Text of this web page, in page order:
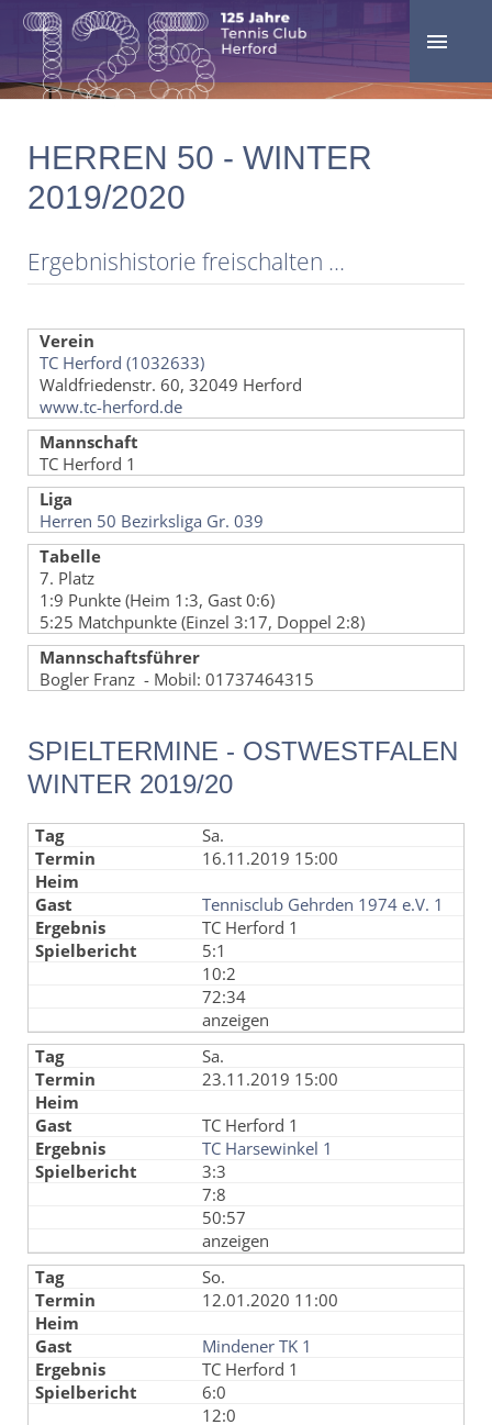
HERREN 50 - WINTER
2019/2020
Ergebnishistorie freischalten ...
Verein
TC Herford (1032633)
Waldfriedenstr. 60, 32049 Herford
www.tc-herford.de
Mannschaft
TC Herford 1
Liga
Herren 50 Bezirksliga Gr. 039
Tabelle
7. Platz
1:9 Punkte (Heim 1:3, Gast 0:6)
5:25 Matchpunkte (Einzel 3:17, Doppel 2:8)
Mannschaftsführer
Bogler Franz - Mobil: 01737464315
SPIELTERMINE - OSTWESTFALEN
WINTER 2019/20
Sa.
16.11.2019 15:00
Tennisclub Gehrden 1974 e.V. 1
TC Herford 1
5:1
10:2
72:34
anzeigen
Sa.
23.11.2019 15:00
TC Herford 1
TC Harsewinkel 1
3:3
7:8
50:57
anzeigen
So.
12.01.2020 11:00
Mindener TK 1
TC Herford 1
6:0
12:0